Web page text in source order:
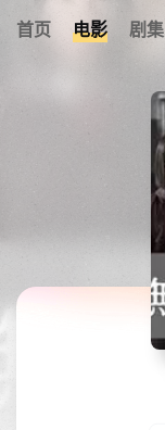
首页 电影 剧集